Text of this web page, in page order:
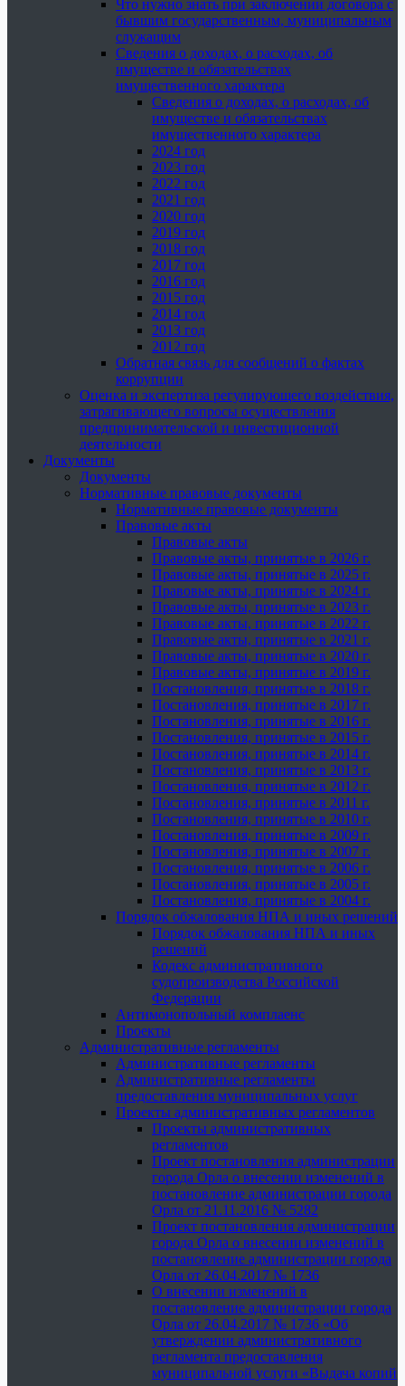
Что нужно знать при заключении договора с
бывшим государственным, муниципальным
служащим
Сведения о доходах, о расходах, об
имуществе и обязательствах
имущественного характера
Сведения о доходах, о расходах, об
имуществе и обязательствах
имущественного характера
2024 год
2023 год
2022 год
2021 год
2020 год
2019 год
2018 год
2017 год
2016 год
2015 год
2014 год
2013 год
2012 год
Обратная связь для сообщений о фактах
коррупции
Оценка и экспертиза регулирующего воздействия,
затрагивающего вопросы осуществления
предпринимательской и инвестиционной
деятельности
Документы
Документы
Нормативные правовые документы
Нормативные правовые документы
Правовые акты
Правовые акты
Правовые акты, принятые в 2026 г.
Правовые акты, принятые в 2025 г.
Правовые акты, принятые в 2024 г.
Правовые акты, принятые в 2023 г.
Правовые акты, принятые в 2022 г.
Правовые акты, принятые в 2021 г.
Правовые акты, принятые в 2020 г.
Правовые акты, принятые в 2019 г.
Постановления, принятые в 2018 г.
Постановления, принятые в 2017 г.
Постановления, принятые в 2016 г.
Постановления, принятые в 2015 г.
Постановления, принятые в 2014 г.
Постановления, принятые в 2013 г.
Постановления, принятые в 2012 г.
Постановления, принятые в 2011 г.
Постановления, принятые в 2010 г.
Постановления, принятые в 2009 г.
Постановления, принятые в 2007 г.
Постановления, принятые в 2006 г.
Постановления, принятые в 2005 г.
Постановления, принятые в 2004 г.
Порядок обжалования НПА и иных решений
Порядок обжалования НПА и иных
решений
Кодекс административного
судопроизводства Российской
Федерации
Антимонопольный комплаенс
Проекты
Административные регламенты
Административные регламенты
Административные регламенты
предоставления муниципальных услуг
Проекты административных регламентов
Проекты административных
регламентов
Проект постановления администрации
города Орла о внесении изменений в
постановление администрации города
Орла от 21.11.2016 № 5282
Проект постановления администрации
города Орла о внесении изменений в
постановление администрации города
Орла от 26.04.2017 № 1736
О внесении изменений в
постановление администрации города
Орла от 26.04.2017 № 1736 «Об
утверждении административного
регламента предоставления
муниципальной услуги «Выдача копий